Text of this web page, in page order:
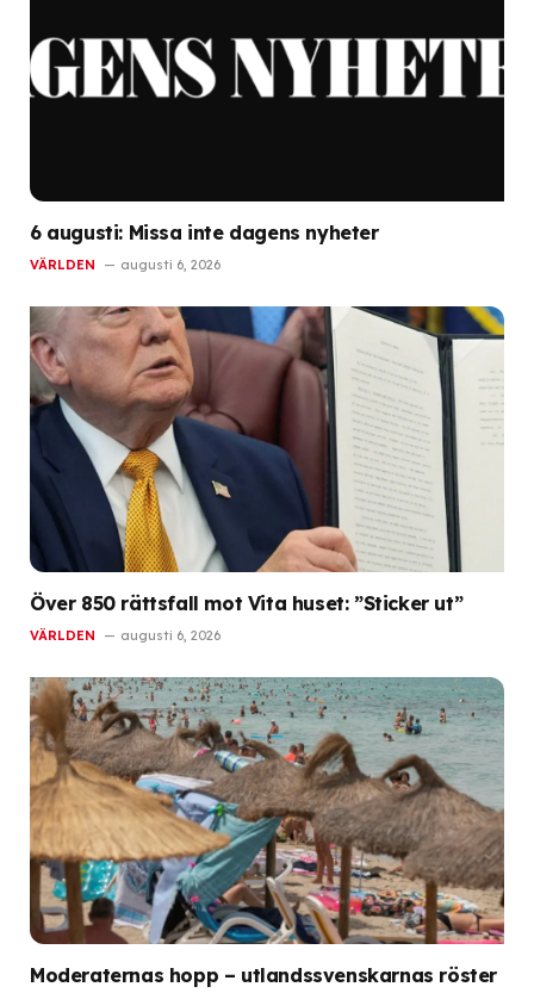
6 augusti: Missa inte dagens nyheter
VÄRLDEN augusti 6, 2026
Över 850 rättsfall mot Vita huset: ”Sticker ut”
VÄRLDEN augusti 6, 2026
Moderaternas hopp – utlandssvenskarnas röster